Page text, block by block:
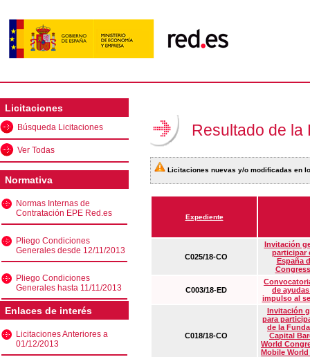
Licitaciones
Búsqueda Licitaciones
Ver Todas
Normativa
Normas Internas de
Contratación EPE Red.es
Pliego Condiciones
Generales desde 12/11/2013
Pliego Condiciones
Generales hasta 11/11/2013
Enlaces de interés
Licitaciones Anteriores a
01/12/2013
Resultado de la
Licitaciones nuevas y/o modificadas en
Expediente
C025/18-CO
Invitación
participar
España
C003/18-ED
de
impulso al
C018/18-CO
Invitación
para
de la
Capital
World
Mobile